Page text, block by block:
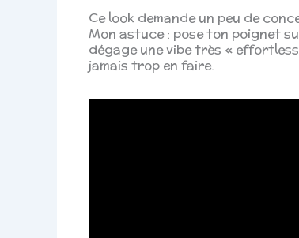
Ce look demande un peu de
Mon astuce : pose ton poignet
dégage une vibe très «
jamais trop en faire.